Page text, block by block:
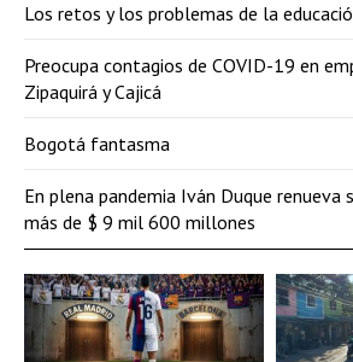
Los retos y los problemas de la
Preocupa contagios de COVID-19 en
Zipaquirá y Cajicá
Bogotá fantasma
En plena pandemia Iván Duque renueva
más de $ 9 mil 600 millones